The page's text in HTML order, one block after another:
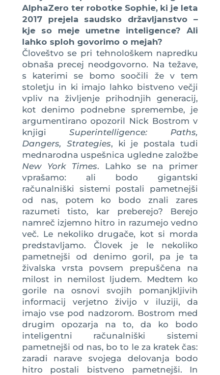
AlphaZero ter robotke Sophie, ki je leta
2017 prejela saudsko državljanstvo –
kje so meje umetne inteligence? Ali
lahko sploh govorimo o mejah?
Človeštvo se pri tehnološkem napredku
obnaša precej neodgovorno. Na težave,
s katerimi se bomo soočili že v tem
stoletju in ki imajo lahko bistveno večji
vpliv na življenje prihodnjih generacij,
kot denimo podnebne spremembe, je
argumentirano opozoril Nick Bostrom v
knjigi Superintelligence: Paths,
Dangers, Strategies, ki je postala tudi
mednarodna uspešnica ugledne založbe
New York Times. Lahko se na primer
vprašamo: ali bodo gigantski
računalniški sistemi postali pametnejši
od nas, potem ko bodo znali zares
razumeti tisto, kar preberejo? Berejo
namreč izjemno hitro in razumejo vedno
več. Le nekoliko drugače, kot si morda
predstavljamo. Človek je le nekoliko
pametnejši od denimo goril, pa je ta
živalska vrsta povsem prepuščena na
milost in nemilost ljudem. Medtem ko
gorile na osnovi svojih pomanjkljivih
informacij verjetno živijo v iluziji, da
imajo vse pod nadzorom. Bostrom med
drugim opozarja na to, da ko bodo
inteligentni računalniški sistemi
pametnejši od nas, bo to le za kratek čas:
zaradi narave svojega delovanja bodo
hitro postali bistveno pametnejši. In